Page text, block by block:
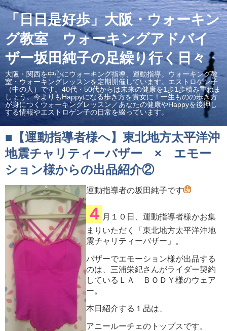
「日日是好歩」大阪・ウォーキン
グ教室 ウォーキングアドバイ
ザー坂田純子の足繰り行く日々
大阪・関西を中心にウォーキング指導、運動指導。ウォーキング教
室・ウォーキングレッスンを定期開催しています。エストロゲン子
（中の人）です。40代・50代からは未来の健康を1歩1歩積み重ねま
しょう。今よりもHappyになる歩き方を貴女に！一生ものの歩き方
が身につくウォーキングレッスン／あなたの健康やHappyを後押し
する情報やエストロゲン子の日常を綴っています。
■【運動指導者様へ】東北地方太平洋沖
地震チャリティーバザー × エモー
ション様からの出品紹介②
運動指導者の坂田純子です
４ 月１０日、運動指導者様かお集
まりいただく「東北地方太平洋沖地
震チャリティーバザー」。
バザーでエモーション様が出品する
のは、三浦栄紀さんがライダー契約
しているＬＡ ＢＯＤＹ様のウェア
ー。
本日紹介する１品は、
アニールーチェのトップスです。